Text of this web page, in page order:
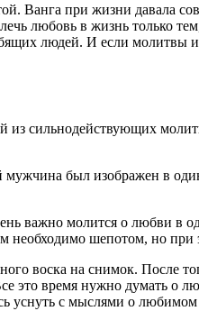
Ванга при жизни давала
любовь в жизнь только
людей. И если молитвы и
из сильнодействующих
был изображен в
важно молится о любви в
шепотом, но при
воска на снимок. После
это время нужно думать о
уснуть с мыслями о